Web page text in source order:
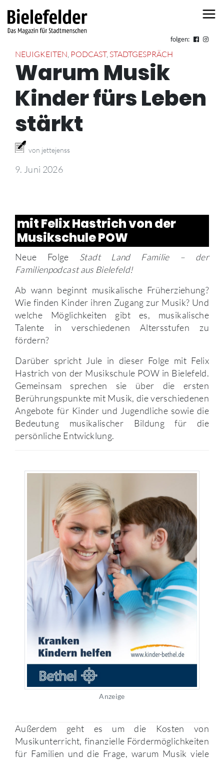
folgen:
NEUIGKEITEN, PODCAST, STADTGESPRÄCH
Warum Musik
Kinder fürs Leben
stärkt
von jettejenss
9. Juni 2026
mit Felix Hastrich von der
Musikschule POW
Neue Folge Stadt Land Familie – der
Familienpodcast aus Bielefeld!
Ab wann beginnt musikalische Früherziehung?
Wie finden Kinder ihren Zugang zur Musik? Und
welche Möglichkeiten gibt es, musikalische
Talente in verschiedenen Altersstufen zu
fördern?
Darüber spricht Jule in dieser Folge mit Felix
Hastrich von der Musikschule POW in Bielefeld.
Gemeinsam sprechen sie über die ersten
Berührungspunkte mit Musik, die verschiedenen
Angebote für Kinder und Jugendliche sowie die
Bedeutung musikalischer Bildung für die
persönliche Entwicklung.
Anzeige
Außerdem geht es um die Kosten von
Musikunterricht, finanzielle Fördermöglichkeiten
für Familien und die Frage, warum Musik viele